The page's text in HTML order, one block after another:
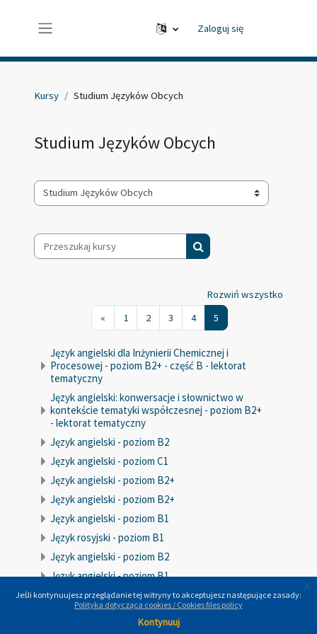
Zaloguj się
Kursy Studium Języków Obcych
Studium Języków Obcych
Kategorie kursów
Przeszukaj kursy
Przeszukaj kursy
Rozwiń wszystko
« Poprzednia strona
1 Strona 1
2Strona 2
3 Strona 3
4Strona 4
5
Język angielski dla Inżynierii Chemicznej i
Procesowej - poziom B2+ - część B - lektorat
tematyczny
Język angielski: konwersacje i słownictwo w
kontekście tematyki współczesnej - poziom B2+
- lektorat tematyczny
Język angielski - poziom B2
Język angielski - poziom C1
Język angielski - poziom B2+
Język angielski - poziom B2+
Język angielski - poziom B1
Język rosyjski - poziom B1
Język angielski - poziom B2
Język angielski - poziom B1
Język angielski - poziom B2
Język angielski - poziom B1
Jeśli kontynuujesz przeglądanie tej witryny to akceptujesz następujące zasady:
Polityka dotycząca cookies / Cookies files policy
Kontynuuj
x
Jeśli kontynuujesz przeglądanie tej witryny to akceptujesz następujące zasady:
Polityka dotycząca cookies / Cookies files policy
Kontynuuj
x